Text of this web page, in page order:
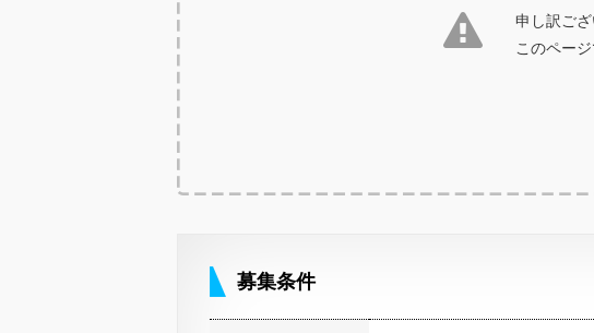
申し訳ご
このペー
募集条件